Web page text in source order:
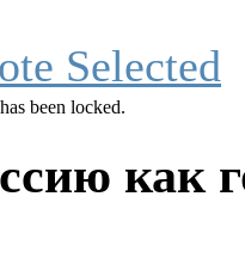
been locked.
как